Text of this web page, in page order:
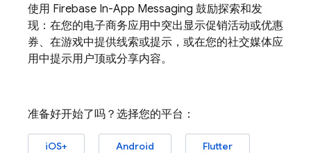
使用 Firebase In-App Messaging 鼓励探索和发
现：在您的电子商务应用中突出显示促销活动或优惠
券、在游戏中提供线索或提示，或在您的社交媒体应
用中提示用户顶或分享内容。
准备好开始了吗？选择您的平台：
iOS+ Android Flutter